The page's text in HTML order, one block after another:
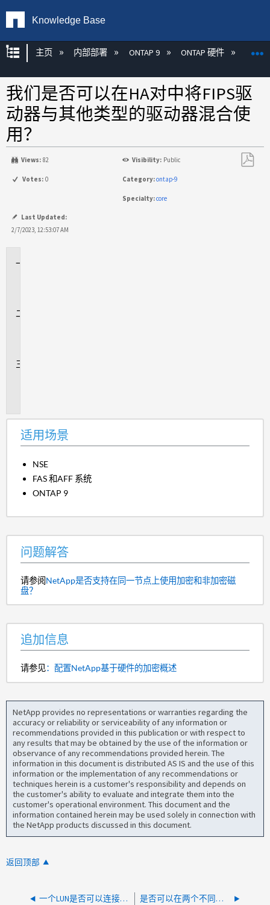
Knowledge Base
扩展/隐缩全局层次
主页 内部部署 ONTAP 9 ONTAP 硬件
我们是否可以在HA对中将FIPS驱
动器与其他类型的驱动器混合使
用？
Views: 82 Visibility: Public
Votes: 0 Category:ontap-9
Specialty:core
Last Updated:
2/7/2023, 12:53:07 AM
适用场景
NSE
FAS 和AFF 系统
ONTAP 9
问题解答
请参阅NetApp是否支持在同一节点上使用加密和非加密磁
盘？
追加信息
请参见：配置NetApp基于硬件的加密概述
NetApp provides no representations or warranties regarding the
accuracy or reliability or serviceability of any information or
recommendations provided in this publication or with respect to
any results that may be obtained by the use of the information or
observance of any recommendations provided herein. The
information in this document is distributed AS IS and the use of this
information or the implementation of any recommendations or
techniques herein is a customer's responsibility and depends on
the customer's ability to evaluate and integrate them into the
customer's operational environment. This document and the
information contained herein may be used solely in connection with
the NetApp products discussed in this document.
返回顶部
一个LUN是否可以连接到多个主机？ 是否可以在两个不同的子系统之间共享命名空间？